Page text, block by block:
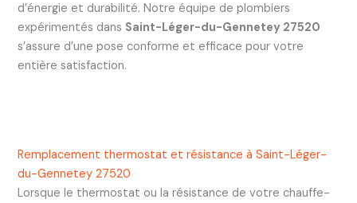
d’énergie et durabilité. Notre équipe de plombiers
expérimentés dans Saint-Léger-du-Gennetey 27520
s’assure d’une pose conforme et efficace pour votre
entière satisfaction.
Remplacement thermostat et résistance à Saint-Léger-
du-Gennetey 27520
Lorsque le thermostat ou la résistance de votre chauffe-